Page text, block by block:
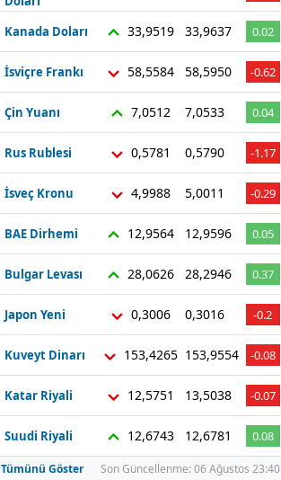
Bingöl
Bitlis
Bolu
Bursa
Çanakkale
Çankırı
Çorum
Denizli
Diyarbakır
Elazığ
Kanada Doları 33,9519 33,9637 0.02
İsviçre Frankı 58,5584 58,5950 -0.62
Çin Yuanı 7,0512 7,0533 0.04
Rus Rublesi 0,5781 0,5790 -1.17
İsveç Kronu 4,9988 5,0011 -0.29
BAE Dirhemi 12,9564 12,9596 0.05
Bulgar Levası 28,0626 28,2946 0.37
Japon Yeni 0,3006 0,3016 -0.2
Kuveyt Dinarı 153,4265 153,9554 -0.08
Katar Riyali 12,5751 13,5038 -0.07
Suudi Riyali 12,6743 12,6781 0.08
Tümünü Göster Son Güncellenme: 06 Ağustos 23:40